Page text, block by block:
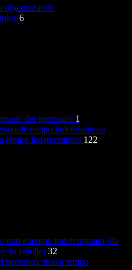
organizzative
6
del personale 1
tempo indeterminato
tempo indeterminato 122
non a tempo indeterminato (da
in tabelle) 32
personale non a tempo